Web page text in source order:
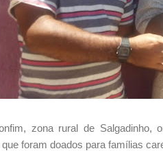
zona rural de Salgadinho,
foram doados para famílias